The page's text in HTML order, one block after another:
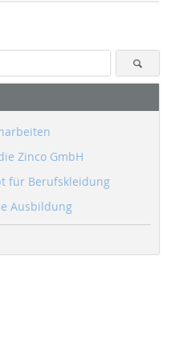
Zinco GmbH
für Berufskleidung
Ausbildung